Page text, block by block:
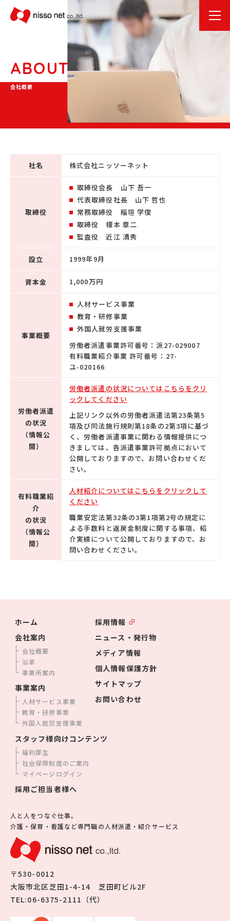
ABOUT
会社概要
社名 株式会社ニッソーネット
取締役
取締役会長 山下 吾一
代表取締役社長 山下 哲也
常務取締役 稲垣 学俊
取締役 榎本 章二
監査役 近江 清秀
設立 1999年9月
資本金 1,000万円
事業概要
人材サービス事業
教育・研修事業
外国人就労支援事業
労働者派遣事業許可番号：派27-029007
有料職業紹介事業 許可番号：27-
ユ-020166
労働者派遣
の状況
（情報公
開）
労働者派遣の状況についてはこちらをクリ
ックしてください
上記リンク以外の労働者派遣法第23条第5
項及び同法施行規則第18条の2第3項に基づ
く、労働者派遣事業に関わる情報提供につ
きましては、各派遣事業許可拠点において
公開しておりますので、お問い合わせくだ
さい。
有料職業紹
介
の状況
（情報公
開）
人材紹介についてはこちらをクリックして
ください
職業安定法第32条の3第1項第2号の規定に
よる手数料と返戻金制度に関する事項、紹
介実績について公開しておりますので、お
問い合わせください。
ホーム
会社案内
会社概要
沿革
事業所案内
事業案内
人材サービス事業
教育・研修事業
外国人就労支援事業
採用情報
ニュース・発行物
メディア情報
個人情報保護方針
サイトマップ
お問い合わせ
スタッフ様向けコンテンツ
福利厚生
社会保障制度のご案内
マイページログイン
採用ご担当者様へ
人と人をつなぐ仕事。
介護・保育・看護など専門職の人材派遣・紹介サービス
〒530-0012
大阪市北区芝田1-4-14 芝田町ビル2F
TEL:06-6375-2111（代）